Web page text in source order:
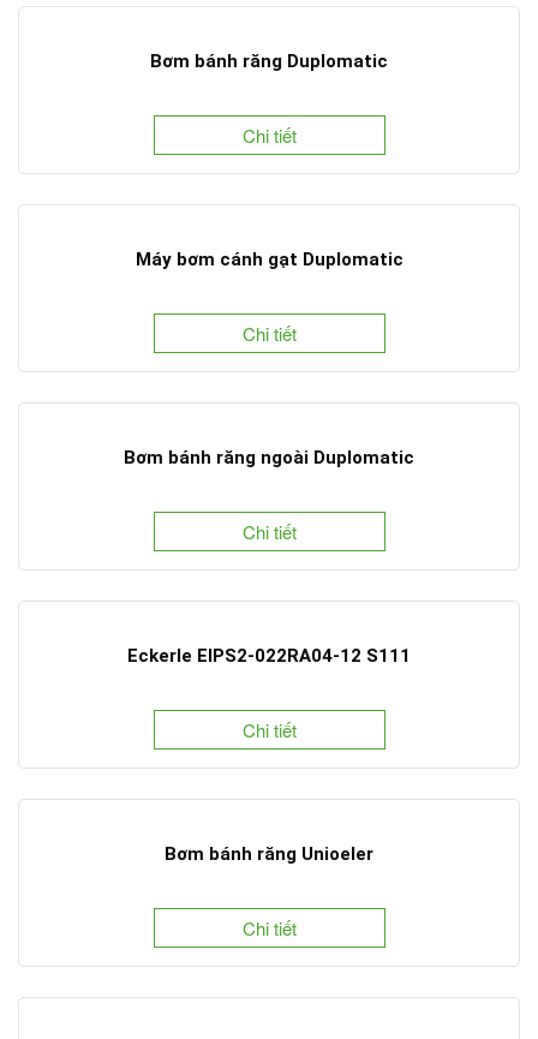
Bơm bánh răng Duplomatic
Chi tiết
Máy bơm cánh gạt Duplomatic
Chi tiết
Bơm bánh răng ngoài Duplomatic
Chi tiết
Eckerle EIPS2-022RA04-12 S111
Chi tiết
Bơm bánh răng Unioeler
Chi tiết